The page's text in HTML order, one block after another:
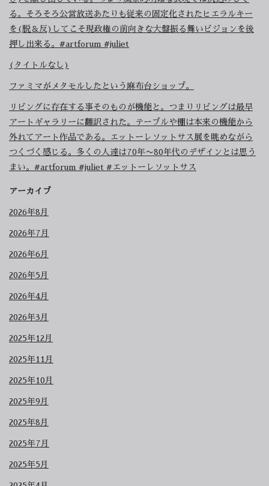
る。そろそろ公営放送あたりも従来の固定化されたヒエラルキー
を(脱＆反)してこそ現政権の前向きな大盤振る舞いビジョンを後
押し出来る。#artforum #juliet
(タイトルなし)
ファミマがメタモルしたという麻布台ショップ。
リビングに存在する事そのものが機能と。つまりリビングは最早
アートギャラリーに翻訳された。テーブルや棚は本来の機能から
外れてアート作品である。エットーレソットサス展を眺めながら
つくづく感じる。多くの人達は70年〜80年代のデザインとは思う
まい。#artforum #juliet #エットーレソットサス
アーカイブ
2026年8月
2026年7月
2026年6月
2026年5月
2026年4月
2026年3月
2025年12月
2025年11月
2025年10月
2025年9月
2025年8月
2025年7月
2025年5月